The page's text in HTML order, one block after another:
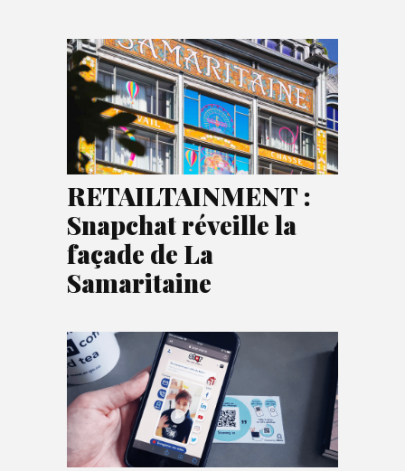
RETAILTAINMENT :
Snapchat réveille la
façade de La
Samaritaine